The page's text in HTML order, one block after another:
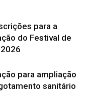
para a
do Festival de
para ampliação
sanitário